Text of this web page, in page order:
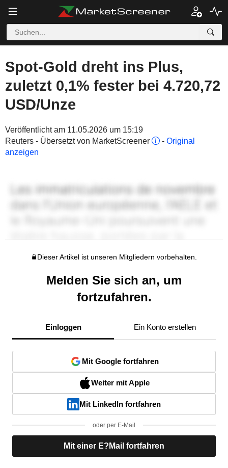
Spot-Gold dreht ins Plus,
zuletzt 0,1% fester bei 4.720,72
USD/Unze
Veröffentlicht am 11.05.2026 um 15:19
Reuters - Übersetzt von MarketScreener
- Original
anzeigen
Dieser Artikel ist unseren Mitgliedern vorbehalten.
Melden Sie sich an, um
fortzufahren.
Einloggen Ein Konto erstellen
Mit Google fortfahren
Weiter mit Apple
Mit LinkedIn fortfahren
oder per E-Mail
Mit einer E?Mail fortfahren